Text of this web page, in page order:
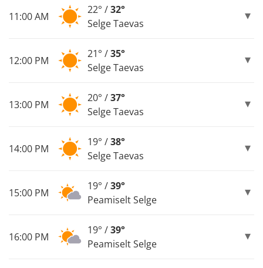
11:00 AM
22° /32°
Selge Taevas
12:00 PM
21° /35°
Selge Taevas
13:00 PM
20° /37°
Selge Taevas
14:00 PM
19° /38°
Selge Taevas
15:00 PM
19° /39°
Peamiselt Selge
16:00 PM
19° /39°
Peamiselt Selge